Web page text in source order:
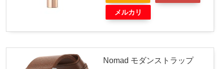
メルカリ
Nomad モダンストラップ